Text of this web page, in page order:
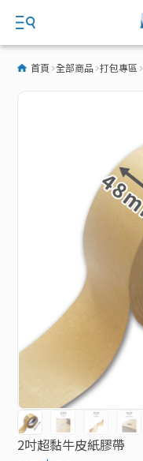
首頁 全部商品 打包專區
2吋超黏牛皮紙膠帶